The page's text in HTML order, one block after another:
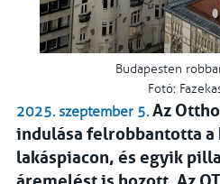
Budapesten
Fotó:
2025. szeptember 5. Az
indulása felrobbantotta a
lakáspiacon, és egyik